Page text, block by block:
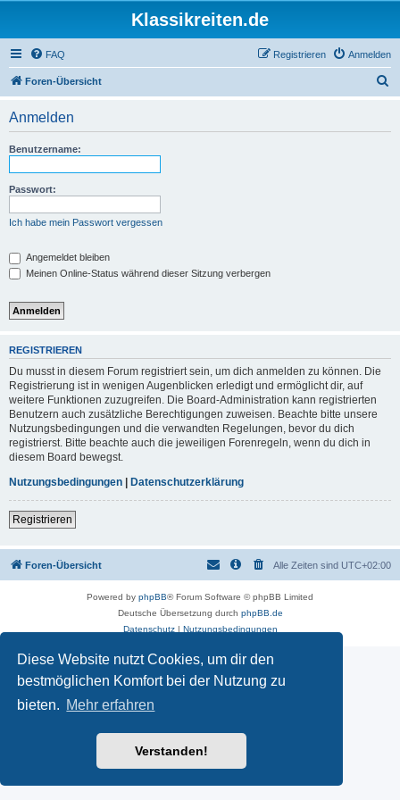
Diese Website nutzt Cookies, um dir den
bestmöglichen Komfort bei der Nutzung zu
bieten. Mehr erfahren
Verstanden!
Klassikreiten.de
FAQ Anmelden
Registrieren
Foren-Übersicht
Anmelden
Benutzername:
Passwort:
Ich habe mein Passwort vergessen
Angemeldet bleiben
Meinen Online-Status während dieser Sitzung verbergen
REGISTRIEREN
Du musst in diesem Forum registriert sein, um dich anmelden zu können. Die
Registrierung ist in wenigen Augenblicken erledigt und ermöglicht dir, auf
weitere Funktionen zuzugreifen. Die Board-Administration kann registrierten
Benutzern auch zusätzliche Berechtigungen zuweisen. Beachte bitte unsere
Nutzungsbedingungen und die verwandten Regelungen, bevor du dich
registrierst. Bitte beachte auch die jeweiligen Forenregeln, wenn du dich in
diesem Board bewegst.
Nutzungsbedingungen | Datenschutzerklärung
Registrieren
Foren-Übersicht Alle Zeiten sind UTC+02:00
Powered by phpBB® Forum Software © phpBB Limited
Deutsche Übersetzung durch phpBB.de
Datenschutz| Nutzungsbedingungen